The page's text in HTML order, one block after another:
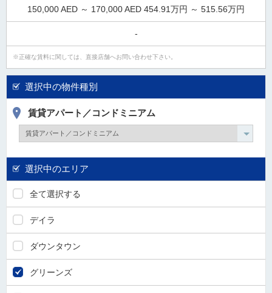
選択中の物件種別
賃貸アパート／コンドミニアム
選択中のエリア
全て選択する
デイラ
ダウンタウン
グリーンズ
150,000 AED ～ 170,000 AED 454.91万円 ～ 515.56万円
-
正確な賃料に関しては、直接店舗へお問い合わせ下さい。